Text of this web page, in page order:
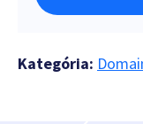
Kategória: